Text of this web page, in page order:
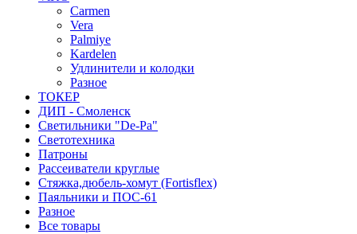
Carmen
Vera
Palmiye
Kardelen
Удлинители и колодки
Разное
ТОКЕР
ДИП - Смоленск
Светильники "De-Pa"
Светотехника
Патроны
Рассеиватели круглые
Стяжка,дюбель-хомут (Fortisflex)
Паяльники и ПОС-61
Разное
Все товары